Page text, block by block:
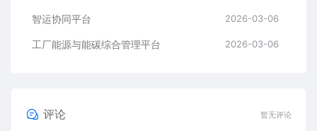
智运协同平台 2026-03-06
工厂能源与能碳综合管理平台 2026-03-06
评论 暂无评论